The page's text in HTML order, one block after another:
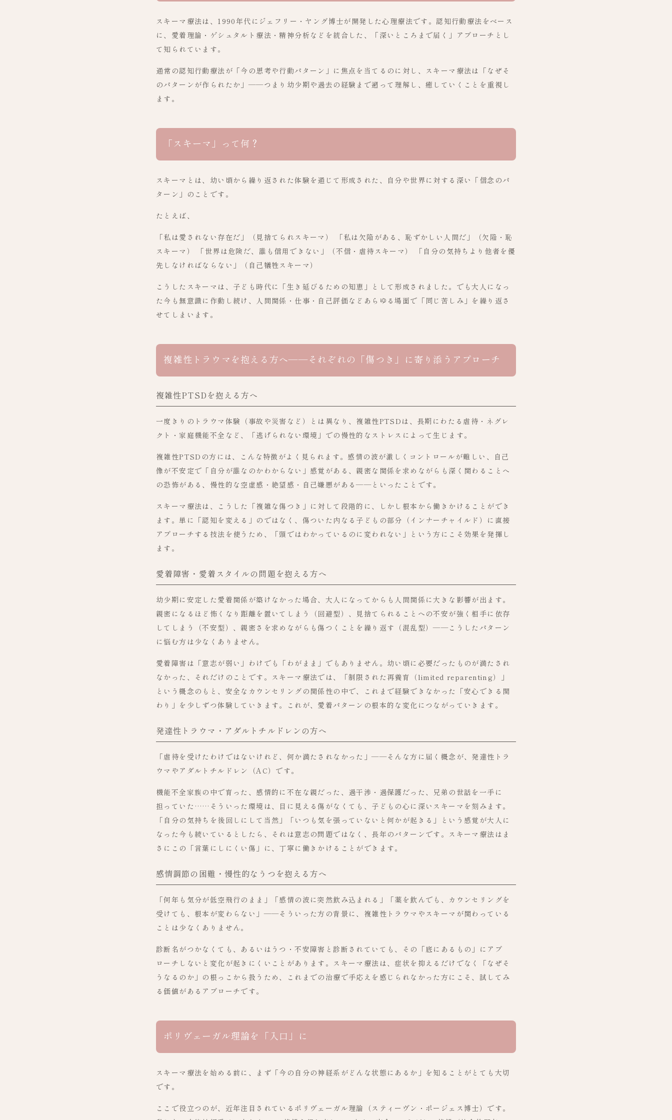
スキーマ療法は、1990年代にジェフリー・ヤング博士が開発した心理療法です。認知行動療法をベース
に、愛着理論・ゲシュタルト療法・精神分析などを統合した、「深いところまで届く」アプローチとし
て知られています。
通常の認知行動療法が「今の思考や行動パターン」に焦点を当てるのに対し、スキーマ療法は「なぜそ
のパターンが作られたか」——つまり幼少期や過去の経験まで遡って理解し、癒していくことを重視し
ます。
「スキーマ」って何？
スキーマとは、幼い頃から繰り返された体験を通じて形成された、自分や世界に対する深い「信念のパ
ターン」のことです。
たとえば、
「私は愛されない存在だ」（見捨てられスキーマ） 「私は欠陥がある、恥ずかしい人間だ」（欠陥・恥
スキーマ） 「世界は危険だ、誰も信用できない」（不信・虐待スキーマ） 「自分の気持ちより他者を優
先しなければならない」（自己犠牲スキーマ）
こうしたスキーマは、子ども時代に「生き延びるための知恵」として形成されました。でも大人になっ
た今も無意識に作動し続け、人間関係・仕事・自己評価などあらゆる場面で「同じ苦しみ」を繰り返さ
せてしまいます。
複雑性トラウマを抱える方へ——それぞれの「傷つき」に寄り添うアプローチ
複雑性PTSDを抱える方へ
一度きりのトラウマ体験（事故や災害など）とは異なり、複雑性PTSDは、長期にわたる虐待・ネグレ
クト・家庭機能不全など、「逃げられない環境」での慢性的なストレスによって生じます。
複雑性PTSDの方には、こんな特徴がよく見られます。感情の波が激しくコントロールが難しい、自己
像が不安定で「自分が誰なのかわからない」感覚がある、親密な関係を求めながらも深く関わることへ
の恐怖がある、慢性的な空虚感・絶望感・自己嫌悪がある——といったことです。
スキーマ療法は、こうした「複雑な傷つき」に対して段階的に、しかし根本から働きかけることができ
ます。単に「認知を変える」のではなく、傷ついた内なる子どもの部分（インナーチャイルド）に直接
アプローチする技法を使うため、「頭ではわかっているのに変われない」という方にこそ効果を発揮し
ます。
愛着障害・愛着スタイルの問題を抱える方へ
幼少期に安定した愛着関係が築けなかった場合、大人になってからも人間関係に大きな影響が出ます。
親密になるほど怖くなり距離を置いてしまう（回避型）、見捨てられることへの不安が強く相手に依存
してしまう（不安型）、親密さを求めながらも傷つくことを繰り返す（混乱型）——こうしたパターン
に悩む方は少なくありません。
愛着障害は「意志が弱い」わけでも「わがまま」でもありません。幼い頃に必要だったものが満たされ
なかった、それだけのことです。スキーマ療法では、「制限された再養育（limited reparenting）」
という概念のもと、安全なカウンセリングの関係性の中で、これまで経験できなかった「安心できる関
わり」を少しずつ体験していきます。これが、愛着パターンの根本的な変化につながっていきます。
発達性トラウマ・アダルトチルドレンの方へ
「虐待を受けたわけではないけれど、何か満たされなかった」——そんな方に届く概念が、発達性トラ
ウマやアダルトチルドレン（AC）です。
機能不全家族の中で育った、感情的に不在な親だった、過干渉・過保護だった、兄弟の世話を一手に
担っていた……そういった環境は、目に見える傷がなくても、子どもの心に深いスキーマを刻みます。
「自分の気持ちを後回しにして当然」「いつも気を張っていないと何かが起きる」という感覚が大人に
なった今も続いているとしたら、それは意志の問題ではなく、長年のパターンです。スキーマ療法はま
さにこの「言葉にしにくい傷」に、丁寧に働きかけることができます。
感情調節の困難・慢性的なうつを抱える方へ
「何年も気分が低空飛行のまま」「感情の波に突然飲み込まれる」「薬を飲んでも、カウンセリングを
受けても、根本が変わらない」——そういった方の背景に、複雑性トラウマやスキーマが関わっている
ことは少なくありません。
診断名がつかなくても、あるいはうつ・不安障害と診断されていても、その「底にあるもの」にアプ
ローチしないと変化が起きにくいことがあります。スキーマ療法は、症状を抑えるだけでなく「なぜそ
うなるのか」の根っこから扱うため、これまでの治療で手応えを感じられなかった方にこそ、試してみ
る価値があるアプローチです。
ポリヴェーガル理論を「入口」に
スキーマ療法を始める前に、まず「今の自分の神経系がどんな状態にあるか」を知ることがとても大切
です。
ここで役立つのが、近年注目されているポリヴェーガル理論（スティーヴン・ポージェス博士）です。